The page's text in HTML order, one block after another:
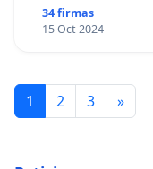
34 firmas
15 Oct 2024
1 2 3 »